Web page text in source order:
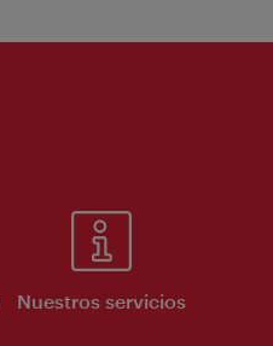
Nuestros servicios